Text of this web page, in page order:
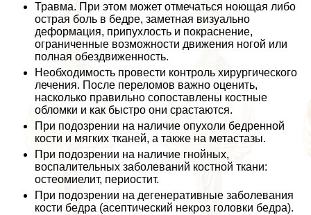
Травма. При этом может отмечаться ноющая либо
острая боль в бедре, заметная визуально
деформация, припухлость и покраснение,
ограниченные возможности движения ногой или
полная обездвиженность.
Необходимость провести контроль хирургического
лечения. После переломов важно оценить,
насколько правильно сопоставлены костные
обломки и как быстро они срастаются.
При подозрении на наличие опухоли бедренной
кости и мягких тканей, а также на метастазы.
При подозрении на наличие гнойных,
воспалительных заболеваний костной ткани:
остеомиелит, периостит.
При подозрении на дегенеративные заболевания
кости бедра (асептический некроз головки бедра).